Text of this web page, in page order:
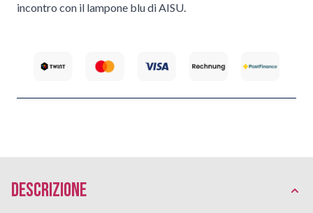
incontro con il lampone blu di AISU.
Descrizione